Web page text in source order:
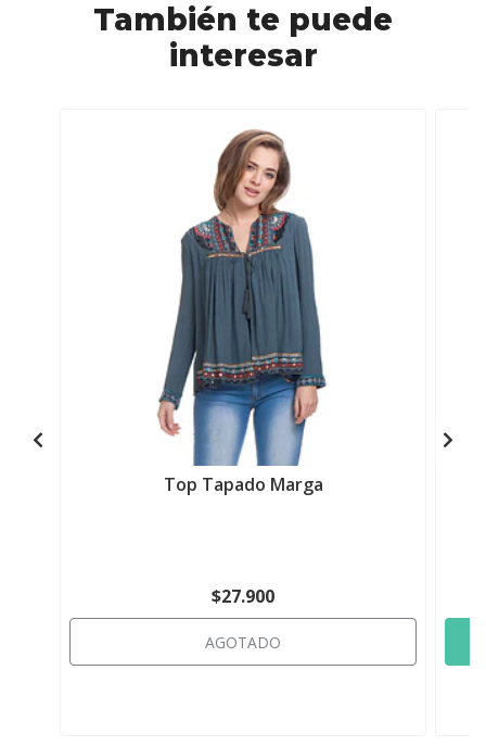
También te puede
interesar
Top Tapado Marga
$27.900
AGOTADO